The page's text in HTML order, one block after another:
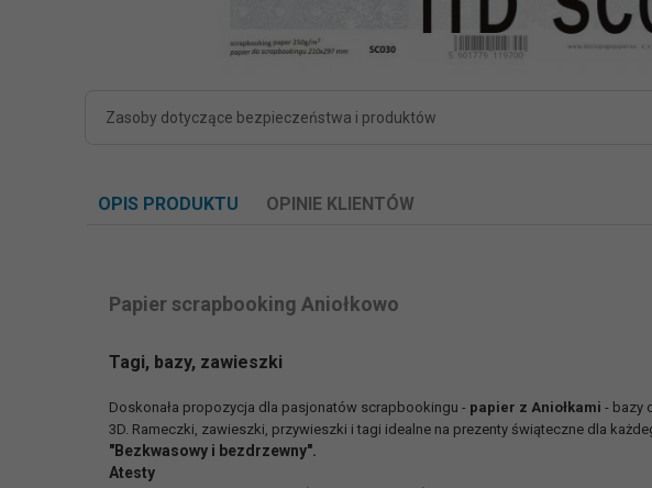
Zasoby dotyczące bezpieczeństwa i produktów
OPIS PRODUKTU OPINIE KLIENTÓW
Papier scrapbooking Aniołkowo
Tagi, bazy, zawieszki
Doskonała propozycja dla pasjonatów scrapbookingu - papier z Aniołkami - bazy
3D. Rameczki, zawieszki, przywieszki i tagi idealne na prezenty świąteczne dla
"Bezkwasowy i bezdrzewny".
Atesty